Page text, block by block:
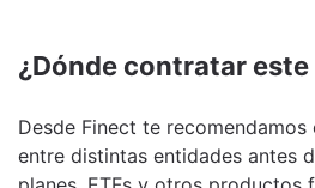
¿Dónde contratar
Desde Finect te
entre distintas entidades antes